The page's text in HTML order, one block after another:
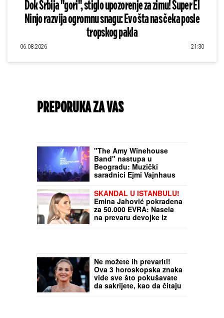
Dok Srbija "gori", stiglo upozorenje za zimu! Super El
Ninjo razvija ogromnu snagu: Evo šta nas čeka posle
tropskog pakla
06.08.2026 21:30
PREPORUKA ZA VAS
"The Amy Winehouse
Band" nastupa u
Beogradu: Muzički
saradnici Ejmi Vajnhaus
čuvaju duh, nasleđe i
autentičan
SKANDAL U ISTANBULU!
Emina Jahović pokradena
za 50.000 EVRA: Nasela
na prevaru devojke iz
Crne Gore
Ne možete ih prevariti!
Ova 3 horoskopska znaka
vide sve što pokušavate
da sakrijete, kao da čitaju
tuđe misli